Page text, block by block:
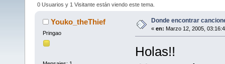
0 Usuarios y 1 Visitante están viendo este tema.
Youko_theThief
Pringao
Donde encontrar
« en: Marzo 12, 2005,
Holas!!